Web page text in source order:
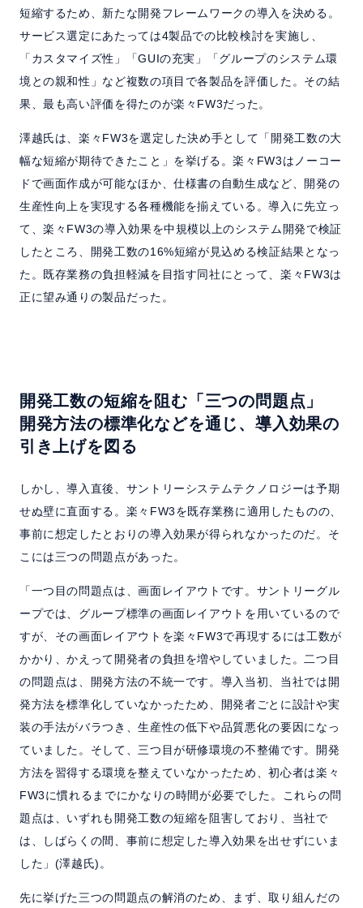
短縮するため、新たな開発フレームワークの導入を決める。
サービス選定にあたっては4製品での比較検討を実施し、
「カスタマイズ性」「GUIの充実」「グループのシステム環
境との親和性」など複数の項目で各製品を評価した。その結
果、最も高い評価を得たのが楽々FW3だった。
澤越氏は、楽々FW3を選定した決め手として「開発工数の大
幅な短縮が期待できたこと」を挙げる。楽々FW3はノーコー
ドで画面作成が可能なほか、仕様書の自動生成など、開発の
生産性向上を実現する各種機能を揃えている。導入に先立っ
て、楽々FW3の導入効果を中規模以上のシステム開発で検証
したところ、開発工数の16%短縮が見込める検証結果となっ
た。既存業務の負担軽減を目指す同社にとって、楽々FW3は
正に望み通りの製品だった。
開発工数の短縮を阻む「三つの問題点」
開発方法の標準化などを通じ、導入効果の
引き上げを図る
しかし、導入直後、サントリーシステムテクノロジーは予期
せぬ壁に直面する。楽々FW3を既存業務に適用したものの、
事前に想定したとおりの導入効果が得られなかったのだ。そ
こには三つの問題点があった。
「一つ目の問題点は、画面レイアウトです。サントリーグル
ープでは、グループ標準の画面レイアウトを用いているので
すが、その画面レイアウトを楽々FW3で再現するには工数が
かかり、かえって開発者の負担を増やしていました。二つ目
の問題点は、開発方法の不統一です。導入当初、当社では開
発方法を標準化していなかったため、開発者ごとに設計や実
装の手法がバラつき、生産性の低下や品質悪化の要因になっ
ていました。そして、三つ目が研修環境の不整備です。開発
方法を習得する環境を整えていなかったため、初心者は楽々
FW3に慣れるまでにかなりの時間が必要でした。これらの問
題点は、いずれも開発工数の短縮を阻害しており、当社で
は、しばらくの間、事前に想定した導入効果を出せずにいま
した」(澤越氏)。
先に挙げた三つの問題点の解消のため、まず、取り組んだの